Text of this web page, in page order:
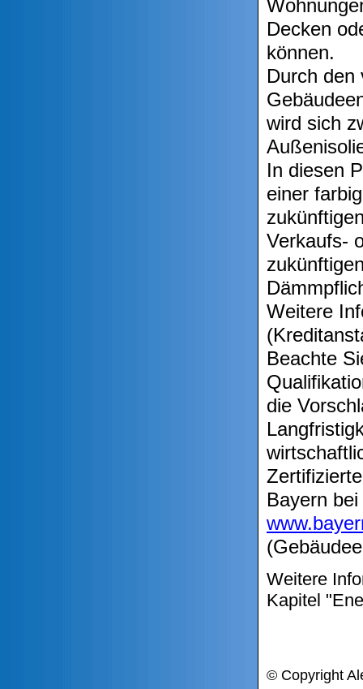
Decken
können.
Durch den
wird sich
In diesen
einer
Verkaufs-
Weitere
Beachte
die
Bayern
Weitere
Kapitel
© Copyright